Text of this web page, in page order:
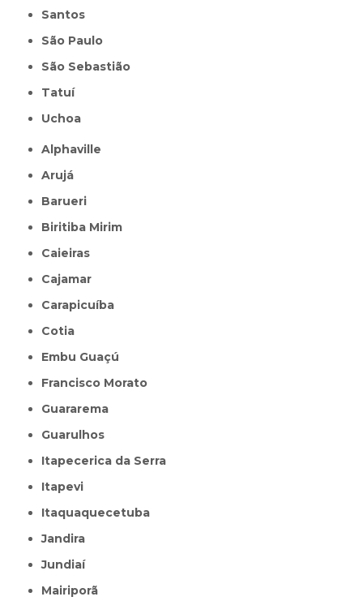
Santos
São Paulo
São Sebastião
Tatuí
Uchoa
Alphaville
Arujá
Barueri
Biritiba Mirim
Caieiras
Cajamar
Carapicuíba
Cotia
Embu Guaçú
Francisco Morato
Guararema
Guarulhos
Itapecerica da Serra
Itapevi
Itaquaquecetuba
Jandira
Jundiaí
Mairiporã